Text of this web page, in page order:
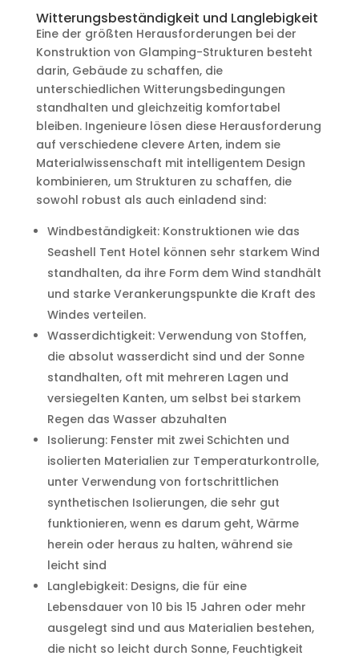
Witterungsbeständigkeit und Langlebigkeit
Eine der größten Herausforderungen bei der
Konstruktion von Glamping-Strukturen besteht
darin, Gebäude zu schaffen, die
unterschiedlichen Witterungsbedingungen
standhalten und gleichzeitig komfortabel
bleiben. Ingenieure lösen diese Herausforderung
auf verschiedene clevere Arten, indem sie
Materialwissenschaft mit intelligentem Design
kombinieren, um Strukturen zu schaffen, die
sowohl robust als auch einladend sind:
Windbeständigkeit: Konstruktionen wie das
Seashell Tent Hotel können sehr starkem Wind
standhalten, da ihre Form dem Wind standhält
und starke Verankerungspunkte die Kraft des
Windes verteilen.
Wasserdichtigkeit: Verwendung von Stoffen,
die absolut wasserdicht sind und der Sonne
standhalten, oft mit mehreren Lagen und
versiegelten Kanten, um selbst bei starkem
Regen das Wasser abzuhalten
Isolierung: Fenster mit zwei Schichten und
isolierten Materialien zur Temperaturkontrolle,
unter Verwendung von fortschrittlichen
synthetischen Isolierungen, die sehr gut
funktionieren, wenn es darum geht, Wärme
herein oder heraus zu halten, während sie
leicht sind
Langlebigkeit: Designs, die für eine
Lebensdauer von 10 bis 15 Jahren oder mehr
ausgelegt sind und aus Materialien bestehen,
die nicht so leicht durch Sonne, Feuchtigkeit